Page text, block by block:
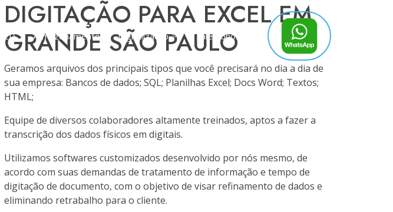
Armazenamento Digitalização Fale Conosco
DIGITAÇÃO PARA EXCEL EM
GRANDE SÃO PAULO
Geramos arquivos dos principais tipos que você precisará no dia a dia de
sua empresa: Bancos de dados; SQL; Planilhas Excel; Docs Word; Textos;
HTML;
Equipe de diversos colaboradores altamente treinados, aptos a fazer a
transcrição dos dados físicos em digitais.
Utilizamos softwares customizados desenvolvido por nós mesmo, de
acordo com suas demandas de tratamento de informação e tempo de
digitação de documento, com o objetivo de visar refinamento de dados e
eliminando retrabalho para o cliente.